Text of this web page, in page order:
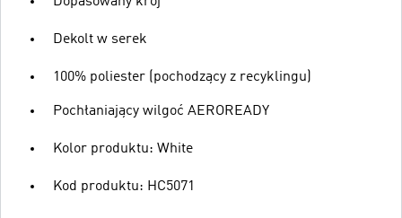
Dekolt w serek
100% poliester (pochodzący z recyklingu)
Pochłaniający wilgoć AEROREADY
Kolor produktu: White
Kod produktu: HC5071